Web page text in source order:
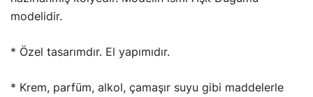
modelidir.
* Özel tasarımdır. El yapımıdır.
* Krem, parfüm, alkol, çamaşır suyu gibi maddelerle